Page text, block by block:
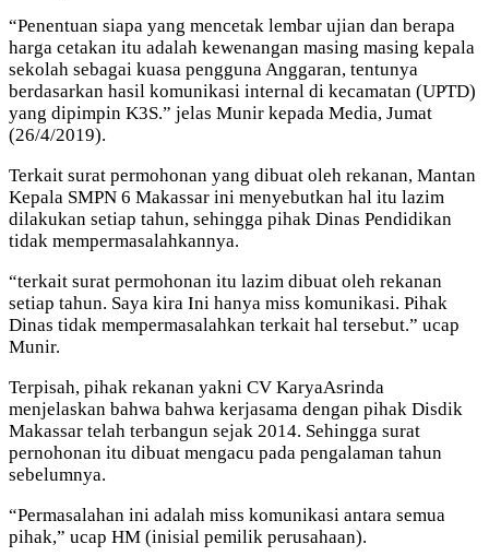
“Penentuan siapa yang mencetak lembar ujian dan berapa
harga cetakan itu adalah kewenangan masing masing kepala
sekolah sebagai kuasa pengguna Anggaran, tentunya
berdasarkan hasil komunikasi internal di kecamatan (UPTD)
yang dipimpin K3S.” jelas Munir kepada Media, Jumat
(26/4/2019).
Terkait surat permohonan yang dibuat oleh rekanan, Mantan
Kepala SMPN 6 Makassar ini menyebutkan hal itu lazim
dilakukan setiap tahun, sehingga pihak Dinas Pendidikan
tidak mempermasalahkannya.
“terkait surat permohonan itu lazim dibuat oleh rekanan
setiap tahun. Saya kira Ini hanya miss komunikasi. Pihak
Dinas tidak mempermasalahkan terkait hal tersebut.” ucap
Munir.
Terpisah, pihak rekanan yakni CV KaryaAsrinda
menjelaskan bahwa bahwa kerjasama dengan pihak Disdik
Makassar telah terbangun sejak 2014. Sehingga surat
pernohonan itu dibuat mengacu pada pengalaman tahun
sebelumnya.
“Permasalahan ini adalah miss komunikasi antara semua
pihak,” ucap HM (inisial pemilik perusahaan).